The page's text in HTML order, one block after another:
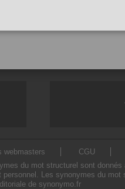
webmasters CGU
du mot structurel sont
Les synonymes du
de synonymo.fr